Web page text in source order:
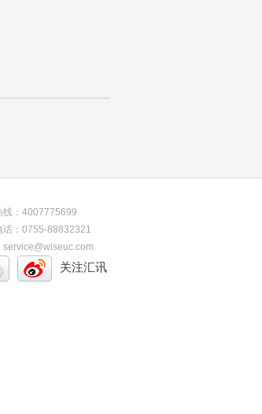
线：4007775699
话：0755-88832321
service@wiseuc.com
关注汇讯